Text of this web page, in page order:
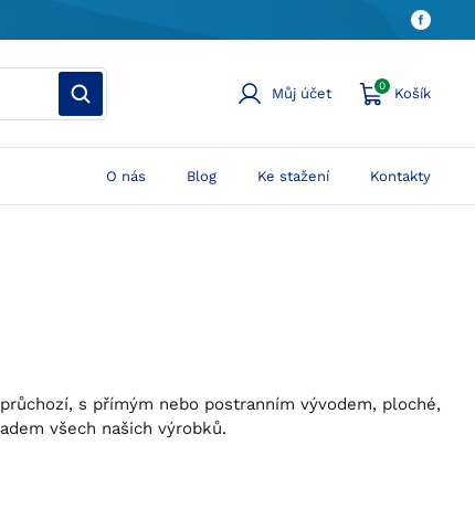
Můj účet 0 Košík
O nás Blog Ke stažení Kontakty
s přímým nebo postranním vývodem, ploché,
všech našich výrobků.